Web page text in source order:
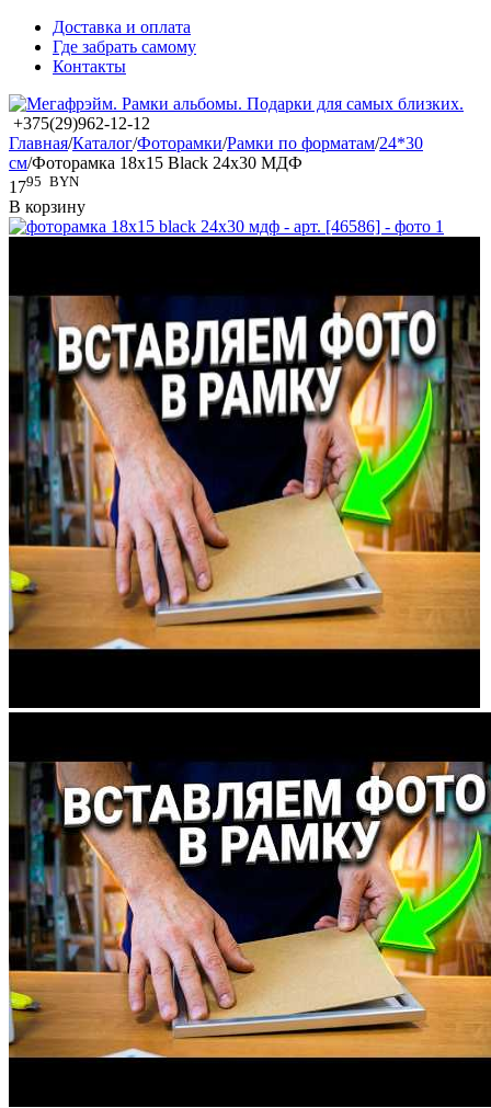
Доставка и оплата
Где забрать самому
Контакты
+375(29)962-12-12
Главная/Каталог/Фоторамки/Рамки по форматам/24*30
см/Фоторамка 18x15 Black 24x30 МДФ
1795 BYN
В корзину